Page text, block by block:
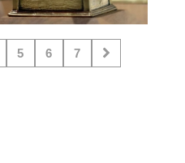
5 6 7